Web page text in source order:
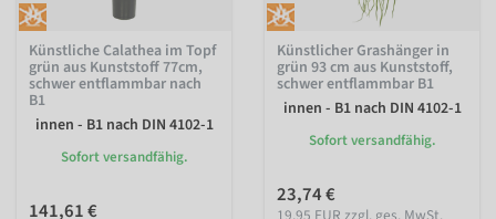
Künstliche Calathea im Topf
grün aus Kunststoff 77cm,
schwer entflammbar nach
B1
innen - B1 nach DIN 4102-1
Sofort versandfähig.
141,61 €
Künstlicher Grashänger in
grün 93 cm aus Kunststoff,
schwer entflammbar B1
innen - B1 nach DIN 4102-1
Sofort versandfähig.
23,74 €